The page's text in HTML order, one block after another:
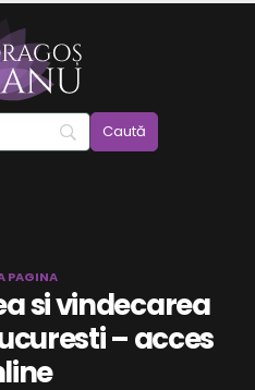
PAGINA
si vindecarea
– acces